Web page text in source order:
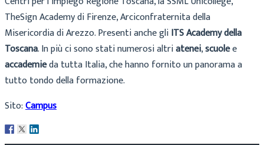
TheSign Academy di Firenze, Arciconfraternita della
Misericordia di Arezzo. Presenti anche gliITS Academy della
Toscana. In più ci sono stati numerosi altriatenei,scuolee
accademieda tutta Italia, che hanno fornito un panorama a
tutto tondo della formazione.
Sito:Campus